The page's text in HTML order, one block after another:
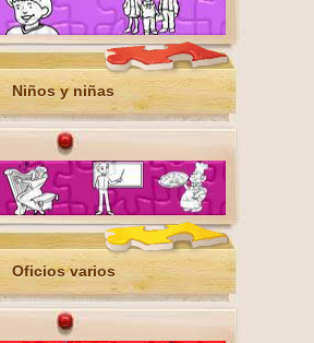
Niños y niñas
Oficios varios